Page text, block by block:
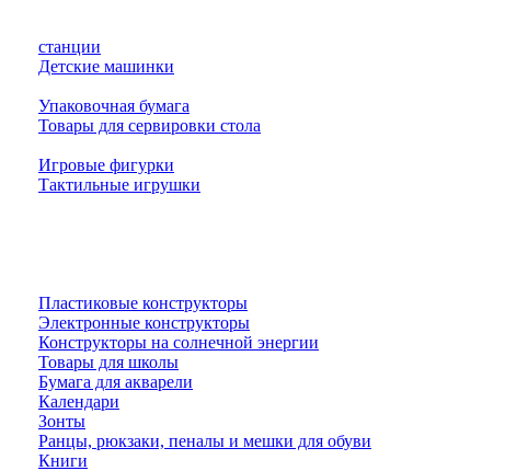
станции
Детские машинки
Упаковочная бумага
Товары для сервировки стола
Игровые фигурки
Тактильные игрушки
Пластиковые конструкторы
Электронные конструкторы
Конструкторы на солнечной энергии
Товары для школы
Бумага для акварели
Календари
Зонты
Ранцы, рюкзаки, пеналы и мешки для обуви
Книги